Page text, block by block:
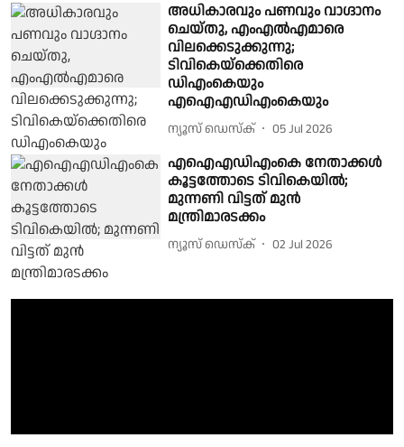
അധികാരവും പണവും വാഗ്ദാനം
ചെയ്തു, എംഎല്‍എമാരെ
വിലക്കെടുക്കുന്നു;
ടിവികെയ്ക്കെതിരെ
ഡിഎംകെയും
എഐഎഡിഎംകെയും
ന്യൂസ് ഡെസ്ക് 05 Jul 2026
എഐഎഡിഎംകെ നേതാക്കൾ
കൂട്ടത്തോടെ ടിവികെയിൽ;
മുന്നണി വിട്ടത് മുൻ
മന്ത്രിമാരടക്കം
ന്യൂസ് ഡെസ്ക് 02 Jul 2026